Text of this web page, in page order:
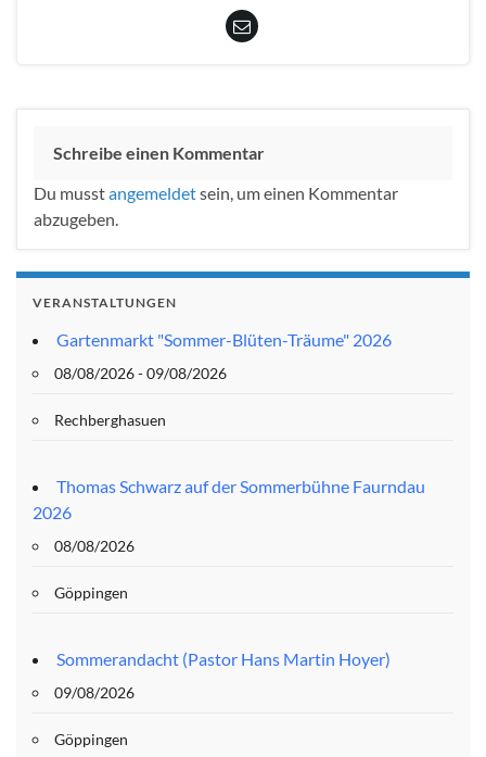
Schreibe einen Kommentar
Du musstangemeldetsein, um einen Kommentar
abzugeben.
VERANSTALTUNGEN
Gartenmarkt "Sommer-Blüten-Träume" 2026
08/08/2026 - 09/08/2026
Rechberghasuen
Thomas Schwarz auf der Sommerbühne Faurndau
2026
08/08/2026
Göppingen
Sommerandacht (Pastor Hans Martin Hoyer)
09/08/2026
Göppingen